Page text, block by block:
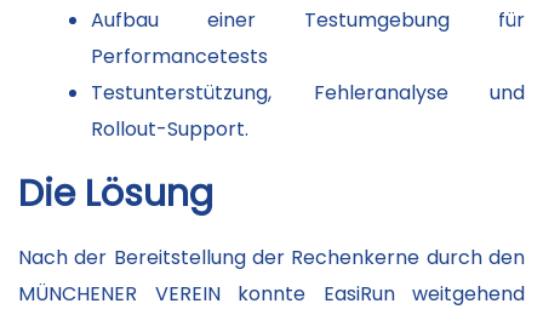
Aufbau einer Testumgebung für
Performancetests
Testunterstützung, Fehleranalyse und
Rollout-Support.
Die Lösung
Nach der Bereitstellung der Rechenkerne durch den
MÜNCHENER VEREIN konnte EasiRun weitgehend